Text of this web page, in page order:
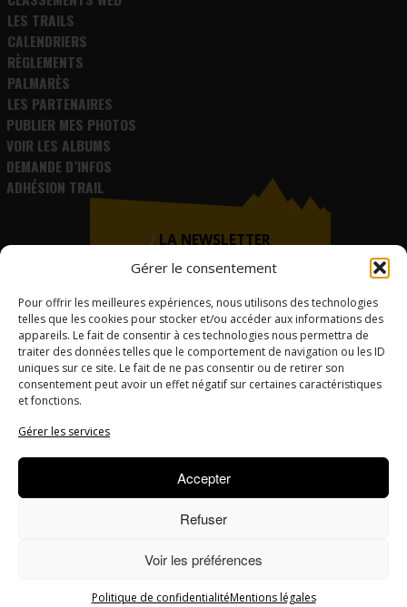
Gérer le consentement
Pour offrir les meilleures expériences, nous utilisons des technologies
telles que les cookies pour stocker et/ou accéder aux informations des
appareils. Le fait de consentir à ces technologies nous permettra de
traiter des données telles que le comportement de navigation ou les ID
uniques sur ce site. Le fait de ne pas consentir ou de retirer son
consentement peut avoir un effet négatif sur certaines caractéristiques
et fonctions.
Gérer les services
Accepter
Refuser
Voir les préférences
Politique de confidentialitéMentions légales
LES TRAILS
CALENDRIERS
RÈGLEMENTS
PALMARÈS
LES PARTENAIRES
PUBLIER MES PHOTOS
VOIR LES ALBUMS
DEMANDE D’INFOS
ADHÉSION TRAIL
LA NEWSLETTER
Si vous souhaitez recevoir
Challenge, inscrivez-vous !
Réalisation par Clément Martinez
Politique de confidentialité